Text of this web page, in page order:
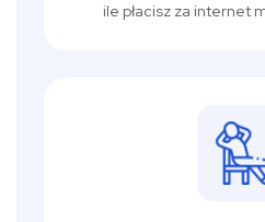
ile płacisz za internet